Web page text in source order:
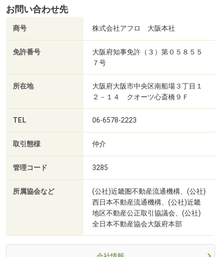
お問い合わせ先
商号 株式会社アフロ 大阪本社
免許番号
大阪府知事免許（３）第０５８５５
７号
所在地
大阪府大阪市中央区南船場３丁目１
２－１４ クオーツ心斎橋９Ｆ
TEL 06-6578-2223
取引態様 仲介
管理コード 3285
所属協会など
(公社)近畿圏不動産流通機構、(公社)
西日本不動産流通機構、(公社)近畿
地区不動産公正取引協議会、(公社)
全日本不動産協会大阪府本部